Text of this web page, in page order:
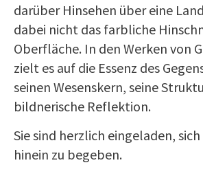
darüber Hinsehen über eine
dabei nicht das farbliche
Oberfläche. In den Werken von
zielt es auf die Essenz des
seinen Wesenskern, seine
bildnerische Reflektion.
Sie sind herzlich eingeladen,
hinein zu begeben.